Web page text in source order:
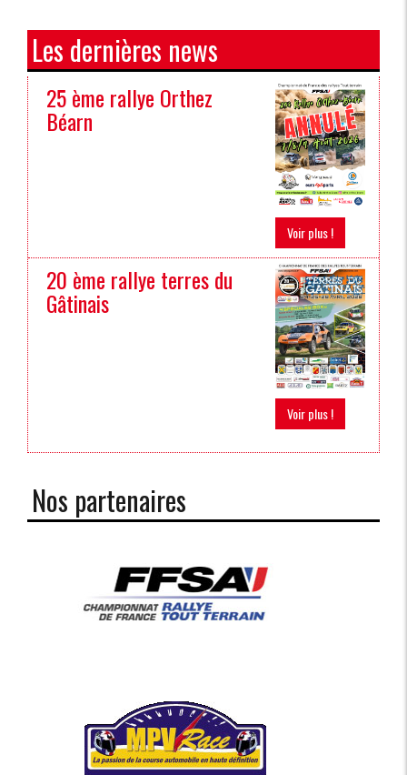
Les dernières news
25 ème rallye Orthez
Béarn
Voir plus !
20 ème rallye terres du
Gâtinais
Voir plus !
Nos partenaires